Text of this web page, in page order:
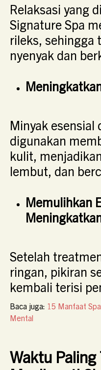
Relaksasi yang
Signature Spa
rileks, sehingga
nyenyak dan
Minyak esensial
digunakan
kulit,
lembut, dan
Memulihkan
Setelah
ringan, pikiran
kembali terisi
Baca juga: 15 Manfaat
Mental
Waktu